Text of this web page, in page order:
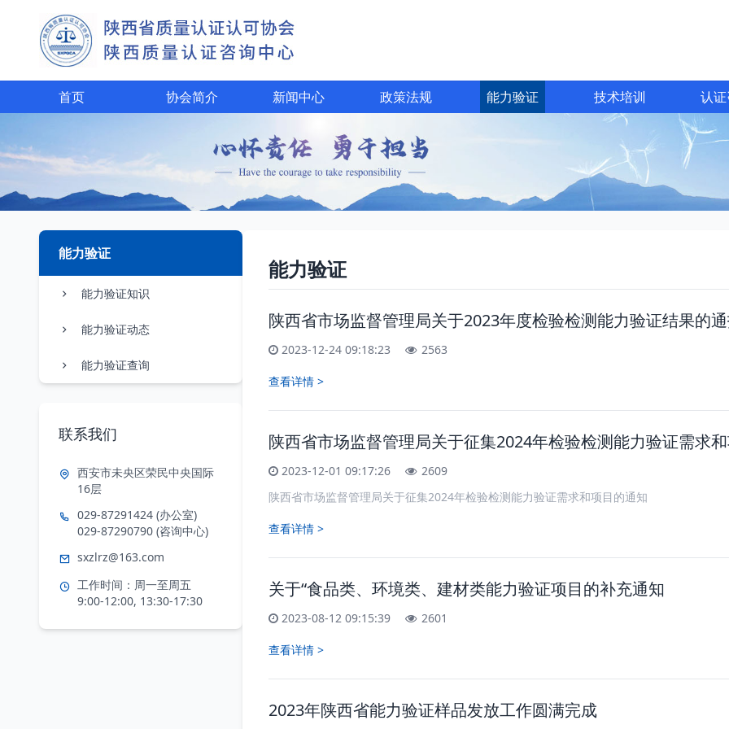
首页 协会简介 新闻中心 政策法规 能力验证 技术培训 认
能力验证
能力验证知识
能力验证动态
能力验证查询
联系我们
西安市未央区荣民中央国际
16层
029-87291424 (办公室)
029-87290790 (咨询中心)
sxzlrz@163.com
工作时间：周一至周五
9:00-12:00, 13:30-17:30
能力验证
陕西省市场监督管理局关于2023年度检验检测能力验证结果的
2023-12-24 09:18:23 2563
查看详情 >
陕西省市场监督管理局关于征集2024年检验检测能力验证需求
2023-12-01 09:17:26
2609
陕西省市场监督管理局关于征集2024年检验检测能力验证需求和项目的通知
查看详情 >
关于“食品类、环境类、建材类能力验证项目的补充通知
2023-08-12 09:15:39 2601
查看详情 >
2023年陕西省能力验证样品发放工作圆满完成